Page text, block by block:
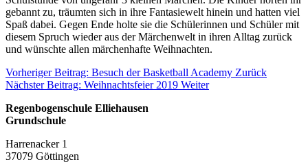
gebannt zu, träumten sich in ihre Fantasiewelt hinein und hatten viel
Spaß dabei. Gegen Ende holte sie die Schülerinnen und Schüler mit
diesem Spruch wieder aus der Märchenwelt in ihren Alltag zurück
und wünschte allen märchenhafte Weihnachten.
Vorheriger Beitrag: Besuch der Basketball Academy Zurück
Nächster Beitrag: Weihnachtsfeier 2019 Weiter
Regenbogenschule Elliehausen
Grundschule
Harrenacker 1
37079 Göttingen